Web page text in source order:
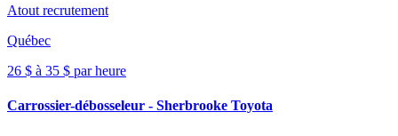
Atout recrutement
Québec
26 $ à 35 $ par heure
Carrossier-débosseleur - Sherbrooke Toyota